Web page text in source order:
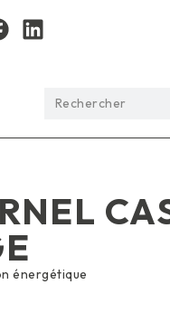
énergétique